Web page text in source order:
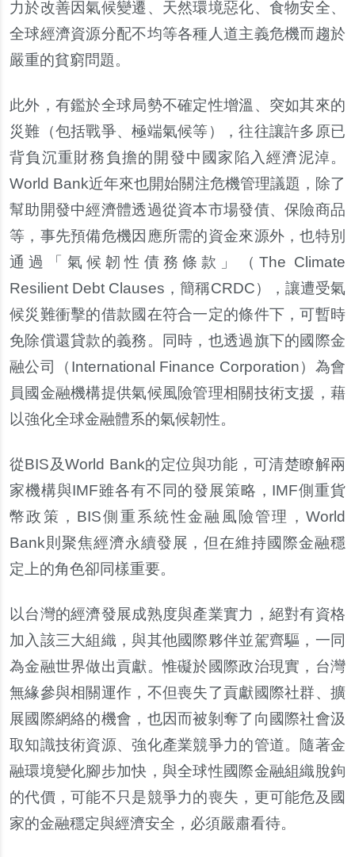
力於改善因氣候變遷、天然環境惡化、食物安全、
全球經濟資源分配不均等各種人道主義危機而趨於
嚴重的貧窮問題。
此外，有鑑於全球局勢不確定性增溫 、突如其來的
災難（包括戰爭、極端氣候等），往往讓許多原已
背負沉重財務負擔的開發中國家陷入經濟泥淖。
World Bank近年來也開始關注危機管理議題，除了
幫助開發中經濟體透過從資本市場發債、保險商品
等，事先預備危機因應所需的資金來源外，也特別
通過「氣候韌性債務條款」（ The Climate
Resilient Debt Clauses ，簡稱CRDC），讓遭受氣
候災難衝擊的借款國在符合一定的條件下，可暫時
免除償還貸款的義務。同時，也透過旗下的國際金
融公司（ International Finance Corporation）為會
員國金融機構提供氣候風險管理相關技術支援，藉
以強化全球金融體系的氣候韌性。
從BIS及World Bank的定位與功能，可清楚瞭解兩
家機構與IMF雖各有不同的發展策略， IMF側重貨
幣政策， BIS側重系統性金融風險管理，World
Bank則聚焦經濟永續發展，但在維持國際金融穩
定上的角色卻同樣重要。
以台灣的經濟發展成熟度與產業實力， 絕對有資格
加入該三大組織，與其他國際夥伴並駕齊驅，一同
為金融世界做出貢獻。惟礙於國際政治現實，台灣
無緣參與相關運作，不但喪失了貢獻國際社群、擴
展國際網絡的機會，也因而被剝奪了向國際社會汲
取知識技術資源、強化產業競爭力的管道。隨著金
融環境變化腳步加快，與全球性國際金融組織脫鉤
的代價，可能不只是競爭力的喪失，更可能危及國
家的金融穩定與經濟安全，必須嚴肅看待。